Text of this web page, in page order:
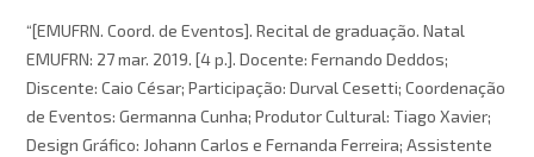
“[EMUFRN. Coord. de Eventos]. Recital de graduação. Natal
EMUFRN: 27 mar. 2019. [4 p.]. Docente: Fernando Deddos;
Discente: Caio César; Participação: Durval Cesetti; Coordenação
de Eventos: Germanna Cunha; Produtor Cultural: Tiago Xavier;
Design Gráfico: Johann Carlos e Fernanda Ferreira; Assistente